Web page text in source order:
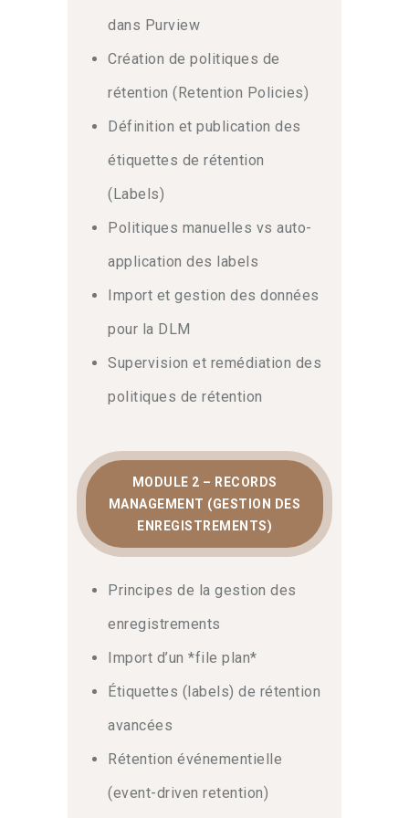
pour répondre aux scénarios métiers
complexes.Enfin , l’implémentation d’un
garantit une traçabilité irréprochable de
vos données tout au long de leur
eDiscovery et conformité
des communications
Les investigations légales et le
monitoring des échanges internes
exigent des outils de pointe.
cette optique, la
d’eDiscovery Premium pour collecter et
analyser des preuves numériques de
communications permet de définir des
politiques strictes pour détecter le
harcèlement ou les langages
inappropriés, assurant ainsi un
environnement de travail sain et
Gouvernance globale et
Une gouvernance réussie nécessite une
supervision constante des alertes et
des revues de disposition.
ateliers pratiques sur la remédiation et
l’audit continu.Ainsi, vous acquerrez
dans Purview
Création de politiques de
rétention (Retention Policies)
Définition et publication des
étiquettes de rétention
(Labels)
Politiques manuelles vs auto-
application des labels
Import et gestion des données
pour la DLM
Supervision et remédiation des
politiques de rétention
MODULE 2 – RECORDS
MANAGEMENT (GESTION DES
ENREGISTREMENTS)
Principes de la gestion des
enregistrements
Import d’un *file plan*
Étiquettes (labels) de rétention
avancées
Rétention événementielle
(event-driven retention)